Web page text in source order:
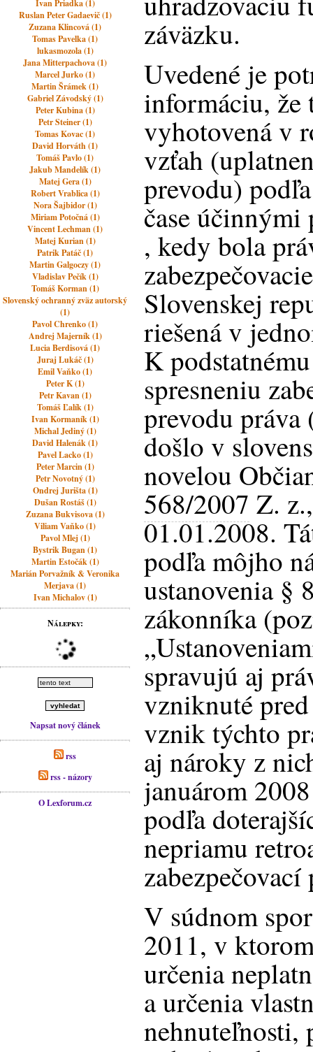
Ivan Priadka (1)
Ruslan Peter Gadaevič (1)
Zuzana Klincová (1)
Tomas Pavelka (1)
lukasmozola (1)
Jana Mitterpachova (1)
Marcel Jurko (1)
Martin Šrámek (1)
Gabriel Závodský (1)
Peter Kubina (1)
Petr Steiner (1)
Tomas Kovac (1)
David Horváth (1)
Tomáš Pavlo (1)
Jakub Mandelík (1)
Matej Gera (1)
Robert Vrablica (1)
Nora Šajbidor (1)
Miriam Potočná (1)
Vincent Lechman (1)
Matej Kurian (1)
Patrik Patáč (1)
Martin Galgoczy (1)
Vladislav Pečík (1)
Tomáš Korman (1)
Slovenský ochranný zväz autorský
(1)
Pavol Chrenko (1)
Andrej Majerník (1)
Lucia Berdisová (1)
Juraj Lukáč (1)
Emil Vaňko (1)
Peter K (1)
Petr Kavan (1)
Tomáš Ľalík (1)
Ivan Kormaník (1)
Michal Jediný (1)
David Halenák (1)
Pavel Lacko (1)
Peter Marcin (1)
Petr Novotný (1)
Ondrej Jurišta (1)
Dušan Rostáš (1)
Zuzana Bukvisova (1)
Viliam Vaňko (1)
Pavol Mlej (1)
Bystrik Bugan (1)
Martin Estočák (1)
Marián Porvažník & Veronika
Merjava (1)
Ivan Michalov (1)
Nálepky:
Napsat nový článek
rss
rss - názory
O Lexforum.cz
záväzku.
Uvedené je
informáciu, že
vyhotovená v
vzťah
prevodu)
čase
, kedy bola
Slovenskej
riešená v
K
spresneniu
prevodu práva
došlo v
novelou
568/2007 Z.
01.01.2008.
podľa môjho
ustanovenia §
zákonníka
spravujú aj
vzniknuté
vznik týchto
aj nároky z
januárom
podľa
nepriamu
V súdnom
2011, v
určenia
a určenia
nehnuteľnosti,